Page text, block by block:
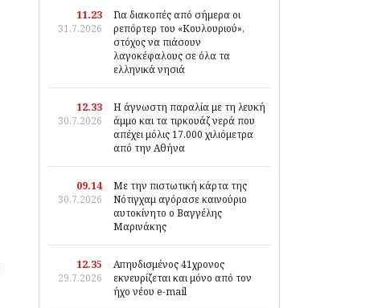
11.23
31.7.2026
Για διακοπές από σήμερα οι
ρεπόρτερ του «Κουλουριού»,
στόχος να πιάσουν
λαγοκέφαλους σε όλα τα
ελληνικά νησιά
12.33
30.7.2026
Η άγνωστη παραλία με τη λευκή
άμμο και τα τιρκουάζ νερά που
απέχει μόλις 17.000 χιλιόμετρα
από την Αθήνα
09.14
30.7.2026
Με την πιστωτική κάρτα της
Νότιγχαμ αγόρασε καινούριο
αυτοκίνητο ο Βαγγέλης
Μαρινάκης
12.35
29.7.2026
Απηυδισμένος 41χρονος
εκνευρίζεται και μόνο από τον
ήχο νέου e-mail